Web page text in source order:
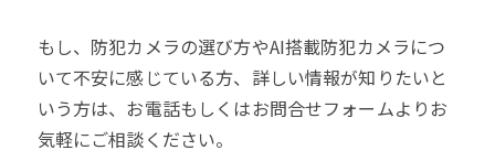
もし、防犯カメラの選び方やAI搭載防犯カメラにつ
いて不安に感じている方、詳しい情報が知りたいと
いう方は、お電話もしくはお問合せフォームよりお
気軽にご相談ください。